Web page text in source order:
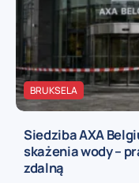
BRUKSELA
Siedziba AXA
skażenia wody –
zdalną